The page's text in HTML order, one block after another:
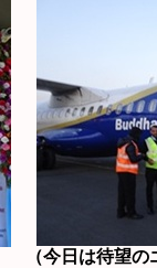
（今日は待望